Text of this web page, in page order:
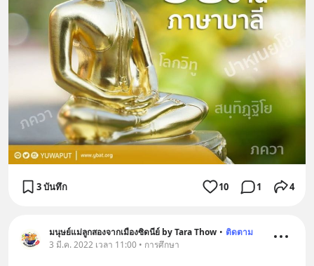
3 บันทึก 10 1 4
มนุษย์แม่ลูกสองจากเมืองซิดนีย์ by Tara Thow • ติดตาม
3 มี.ค. 2022 เวลา 11:00 • การศึกษา